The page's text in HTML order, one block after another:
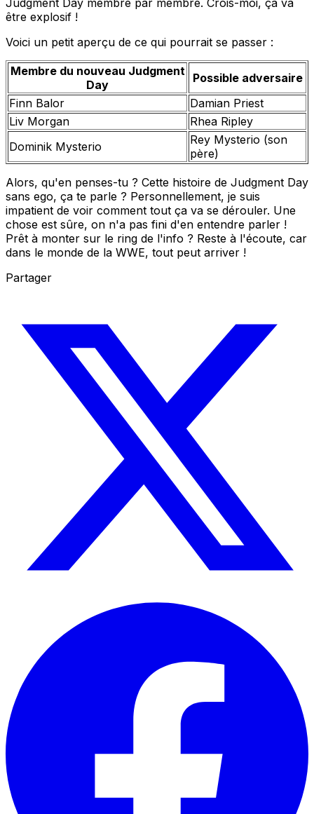
Judgment Day membre par membre. Crois-moi, ça va
être explosif !
Voici un petit aperçu de ce qui pourrait se passer :
Membre du nouveau Judgment
Day
Possible adversaire
Finn Balor
Damian Priest
Liv Morgan
Rhea Ripley
Dominik Mysterio
Rey Mysterio (son
père)
Alors, qu'en penses-tu ? Cette histoire de Judgment Day
sans ego, ça te parle ? Personnellement, je suis
impatient de voir comment tout ça va se dérouler. Une
chose est sûre, on n'a pas fini d'en entendre parler !
Prêt à monter sur le ring de l'info ? Reste à l'écoute, car
dans le monde de la WWE, tout peut arriver !
Partager